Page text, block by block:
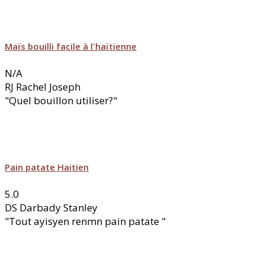
Maïs bouilli facile à l'haïtienne
N/A
RJ Rachel Joseph
"Quel bouillon utiliser?"
Pain patate Haitien
5.0
DS Darbady Stanley
"Tout ayisyen renmn pain patate "